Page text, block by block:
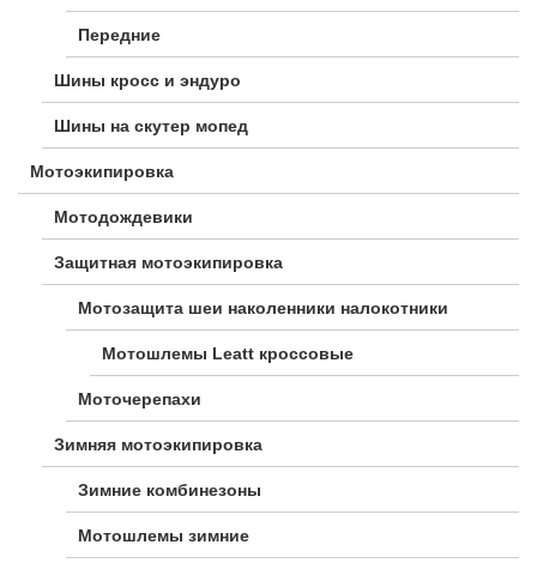
Передние
Шины кросс и эндуро
Шины на скутер мопед
Мотоэкипировка
Мотодождевики
Защитная мотоэкипировка
Мотозащита шеи наколенники налокотники
Мотошлемы Leatt кроссовые
Моточерепахи
Зимняя мотоэкипировка
Зимние комбинезоны
Мотошлемы зимние